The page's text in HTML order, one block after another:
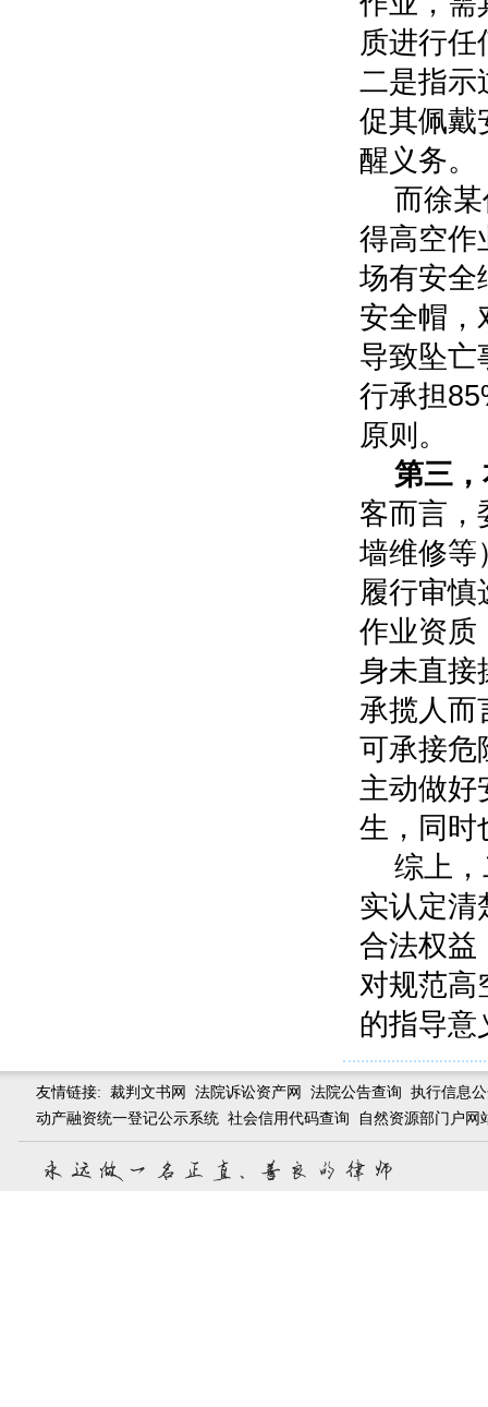
质进行
二是指示
促其佩戴
醒义务。
而徐
得高空作
场有安全
安全帽，
导致坠亡
行承担
原则。
第三
客而言，
墙维修等
履行审慎
作业资质
身未直接
承揽人而
可承接危
主动做好
生，同时
综上
实认定清
合法权益
对规范高
的指导意
友情链接: 裁判文书网 法院诉讼资产网 法院公告查询 执行信息
动产融资统一登记公示系统 社会信用代码查询 自然资源部门户网